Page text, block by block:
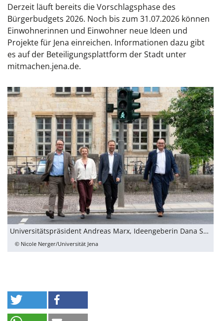
Derzeit läuft bereits die Vorschlagsphase des
Bürgerbudgets 2026. Noch bis zum 31.07.2026 können
Einwohnerinnen und Einwohner neue Ideen und
Projekte für Jena einreichen. Informationen dazu gibt
es auf der Beteiligungsplattform der Stadt unter
mitmachen.jena.de.
Universitätspräsident Andreas Marx, Ideengeberin Dana Strauß, Oberbürgermeister Thomas Nitzsche und KSJ-Leiter Uwe Feige weihen das neue Ampelmännchen am Hauptgebäude der Universität ein.
© Nicole Nerger/Universität Jena